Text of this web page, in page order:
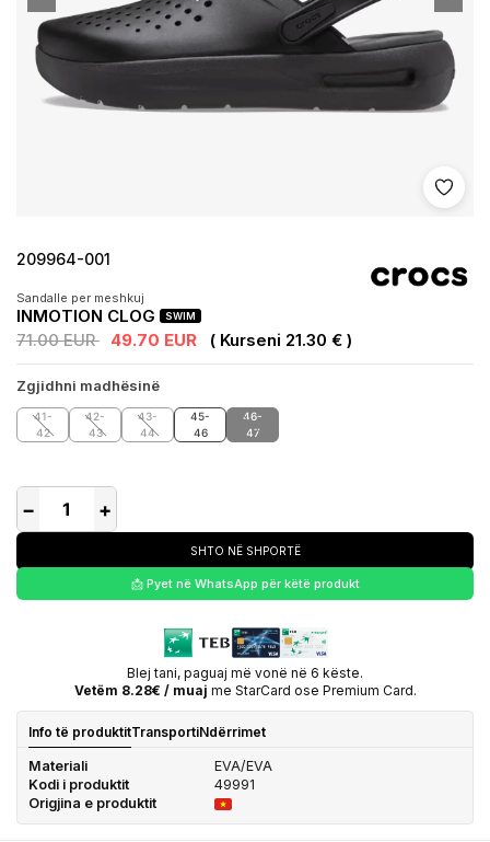
Shto
209964-001
Sandalle per meshkuj
INMOTION CLOG SWIM
71.00 EUR 49.70 EUR ( Kurseni 21.30 € )
Zgjidhni madhësinë
41-
42
42-
43
43-
44
45-
46
46-
47
− +
SHTO NË SHPORTË
📩 Pyet në WhatsApp për këtë produkt
Blej tani, paguaj më vonë në 6 këste.
Vetëm 8.28€ / muaj me StarCard ose Premium Card.
Info të produktitTransportiNdërrimet
Materiali
EVA/EVA
Kodi i produktit
49991
Origjina e produktit